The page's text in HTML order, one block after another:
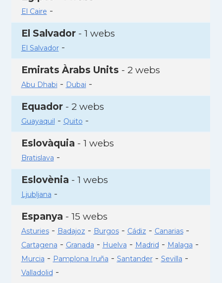
El Caire -
El Salvador- 1 webs
El Salvador-
Emirats Àrabs Units - 2 webs
Abu Dhabi - Dubai -
Equador- 2 webs
Guayaquil - Quito -
Eslovàquia - 1 webs
Bratislava -
Eslovènia - 1 webs
Ljubljana -
Espanya - 15 webs
Asturies- Badajoz - Burgos- Cádiz - Canarias-
Cartagena - Granada - Huelva - Madrid - Malaga -
Murcia - Pamplona Iruña - Santander- Sevilla -
Valladolid -